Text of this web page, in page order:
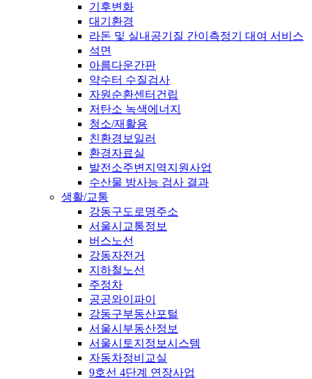
기후변화
대기환경
라돈 및 실내공기질 간이측정기 대여 서비스
석면
아름다운간판
약수터 수질검사
자원순환센터건립
저탄소 녹색에너지
청소/재활용
친환경보일러
환경자료실
발전소주변지역지원사업
수산물 방사능 검사 결과
생활/교통
강동구도로명주소
서울시교통정보
버스노선
강동자전거
지하철노선
주정차
공공와이파이
강동구부동산포털
서울시부동산정보
서울시토지정보시스템
자동차정비교실
9호선 4단계 연장사업